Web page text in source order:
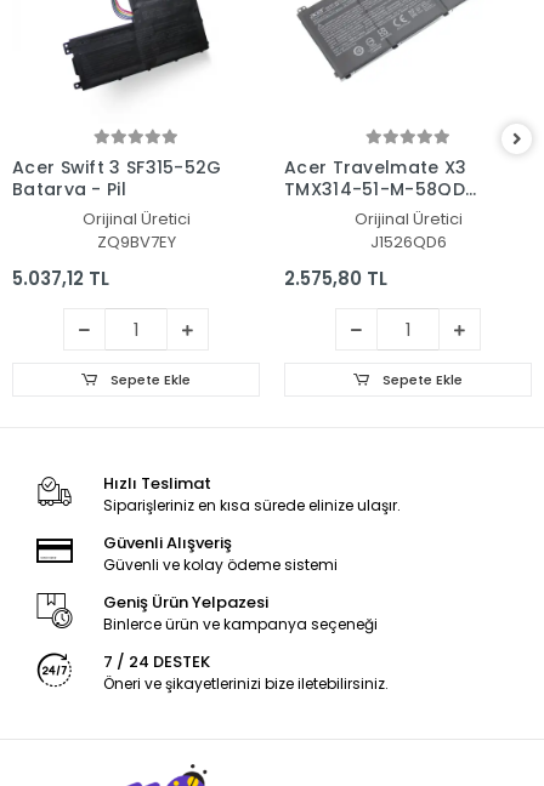
Acer Swift 3 SF315-52G
Batarya - Pil
Orijinal Üretici
ZQ9BV7EY
5.037,12 TL
Sepete Ekle
Acer Travelmate X3
TMX314-51-M-58QD
NX.VJVEG.001 Batarya
Orijinal Üretici
J1526QD6
2.575,80 TL
Sepete Ekle
Hızlı Teslimat
Siparişleriniz en kısa sürede elinize ulaşır.
Güvenli Alışveriş
Güvenli ve kolay ödeme sistemi
Geniş Ürün Yelpazesi
Binlerce ürün ve kampanya seçeneği
7 / 24 DESTEK
Öneri ve şikayetlerinizi bize iletebilirsiniz.